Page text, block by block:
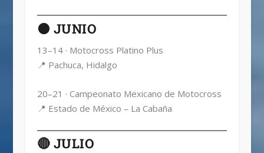
🟤 JUNIO
13–14 · Motocross Platino Plus
📍 Pachuca, Hidalgo
20–21 · Campeonato Mexicano de Motocross
📍 Estado de México – La Cabaña
🔴 JULIO